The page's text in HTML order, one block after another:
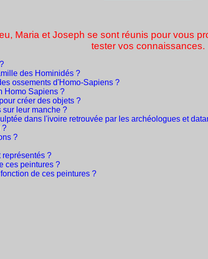
Maria et Joseph se sont réunis pour vous
tester vos connaissances.
des Hominidés ?
ossements d'Homo-Sapiens ?
Homo Sapiens ?
créer des objets ?
leur manche ?
dans l'ivoire retrouvée par les archéologues et
?
?
?
ces peintures ?
de ces peintures ?